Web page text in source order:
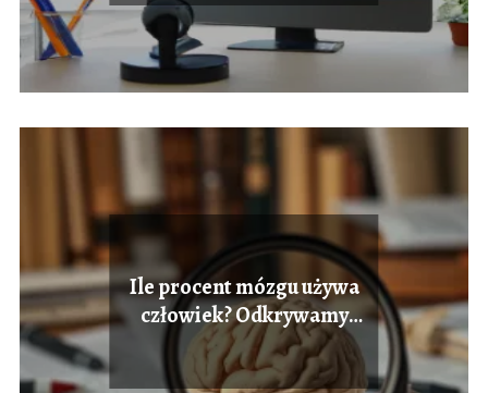
Ile procent mózgu używa
człowiek? Odkrywamy
prawdę o mitach